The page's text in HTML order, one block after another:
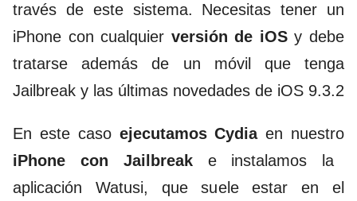
través de este sistema. Necesitas tener un
iPhone con cualquier versión de iOSy debe
tratarse además de un móvil que tenga
Jailbreak y las úl timas novedades de iOS 9.3.2
En este casoejecutamos Cydiaen nuestro
iPhone con Jailbreake instalamos la
aplicación Watusi, que suele estar en el